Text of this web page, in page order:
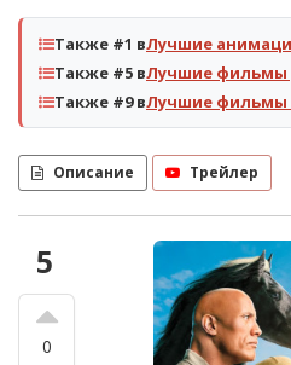
Также #1 вЛучшие
Также #5 вЛучшие фильмы
Также #9 вЛучшие фильмы
Описание Трейлер
5
0